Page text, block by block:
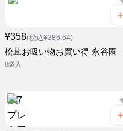
¥358(税込¥386.64)
松茸お吸い物お買い得 永谷園
8袋入